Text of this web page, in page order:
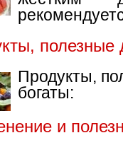
полезные
Продукты,
богаты:
и